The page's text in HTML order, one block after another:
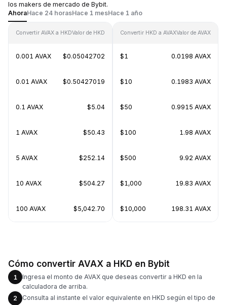
los makers de mercado de Bybit.
AhoraHace 24 horasHace 1 mesHace 1 año
Convertir AVAX a HKDValor de HKD
0.001 AVAX $0.05042702
0.01 AVAX $0.50427019
0.1 AVAX $5.04
1 AVAX $50.43
5 AVAX $252.14
10 AVAX $504.27
100 AVAX $5,042.70
Convertir HKD a AVAXValor de AVAX
$1 0.0198 AVAX
$10 0.1983 AVAX
$50 0.9915 AVAX
$100 1.98 AVAX
$500 9.92 AVAX
$1,000 19.83 AVAX
$10,000 198.31 AVAX
Cómo convertir AVAX a HKD en Bybit
1
Ingresa el monto de AVAX que deseas convertir a HKD en la
calculadora de arriba.
2
Consulta al instante el valor equivalente en HKD según el tipo de